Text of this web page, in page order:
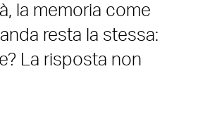
la memoria come
resta la stessa:
La risposta non